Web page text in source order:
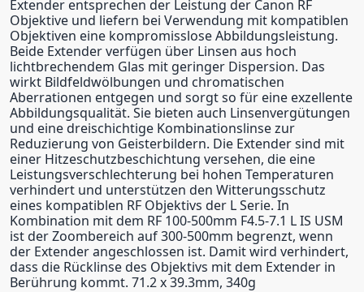
Extender entsprechen der Leistung der Canon RF
Objektive und liefern bei Verwendung mit kompatiblen
Objektiven eine kompromisslose Abbildungsleistung.
Beide Extender verfügen über Linsen aus hoch
lichtbrechendem Glas mit geringer Dispersion. Das
wirkt Bildfeldwölbungen und chromatischen
Aberrationen entgegen und sorgt so für eine exzellente
Abbildungsqualität. Sie bieten auch Linsenvergütungen
und eine dreischichtige Kombinationslinse zur
Reduzierung von Geisterbildern. Die Extender sind mit
einer Hitzeschutzbeschichtung versehen, die eine
Leistungsverschlechterung bei hohen Temperaturen
verhindert und unterstützen den Witterungsschutz
eines kompatiblen RF Objektivs der L Serie. In
Kombination mit dem RF 100-500mm F4.5-7.1 L IS USM
ist der Zoombereich auf 300-500mm begrenzt, wenn
der Extender angeschlossen ist. Damit wird verhindert,
dass die Rücklinse des Objektivs mit dem Extender in
Berührung kommt. 71.2 x 39.3mm, 340g